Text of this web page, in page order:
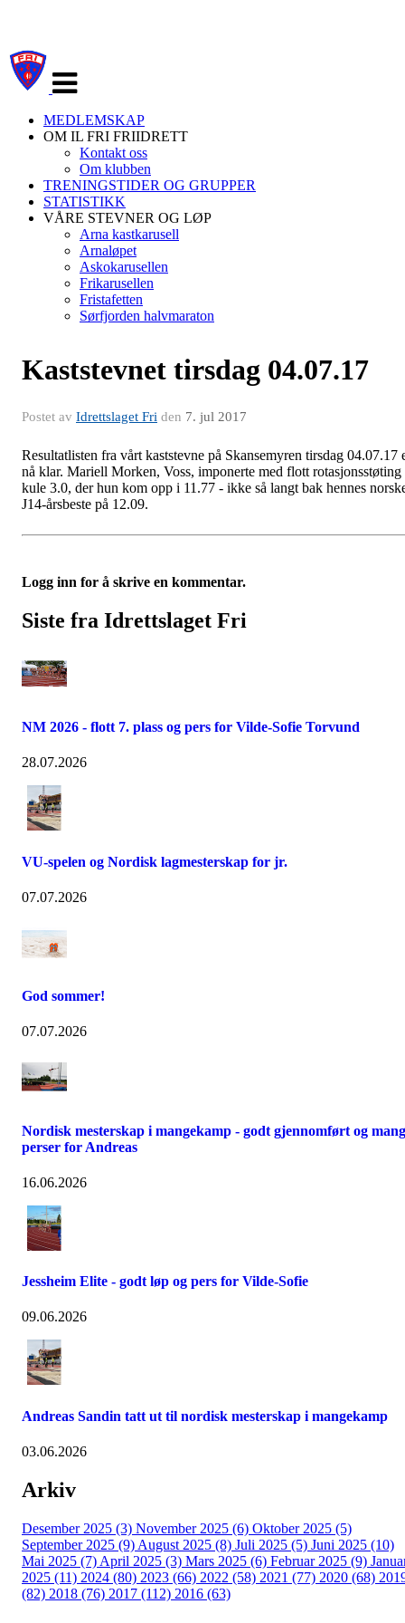
navigasjon
MEDLEMSKAP
OM IL FRI FRIIDRETT
Kontakt oss
Om klubben
TRENINGSTIDER OG GRUPPER
STATISTIKK
VÅRE STEVNER OG LØP
Arna kastkarusell
Arnaløpet
Askokarusellen
Frikarusellen
Fristafetten
Sørfjorden halvmaraton
Kaststevnet tirsdag 04.07.17
Postet av Idrettslaget Fri den 7. jul 2017
Resultatlisten fra vårt kaststevne på Skansemyren tirsdag 04.07.17
nå klar. Mariell Morken, Voss, imponerte med flott rotasjonsstøting
kule 3.0, der hun kom opp i 11.77 - ikke så langt bak hennes
J14-årsbeste på 12.09.
Logg inn for å skrive en kommentar.
Siste fra Idrettslaget Fri
NM 2026 - flott 7. plass og pers for Vilde-Sofie Torvund
28.07.2026
VU-spelen og Nordisk lagmesterskap for jr.
07.07.2026
God sommer!
07.07.2026
Nordisk mesterskap i mangekamp - godt gjennomført og
perser for Andreas
16.06.2026
Jessheim Elite - godt løp og pers for Vilde-Sofie
09.06.2026
Andreas Sandin tatt ut til nordisk mesterskap i mangekamp
03.06.2026
Arkiv
Desember 2025 (3) November 2025 (6) Oktober 2025 (5)
September 2025 (9) August 2025 (8) Juli 2025 (5) Juni 2025 (10)
Mai 2025 (7) April 2025 (3) Mars 2025 (6) Februar 2025 (9)
2025 (11) 2024 (80) 2023 (66) 2022 (58) 2021 (77) 2020 (68)
(82) 2018 (76) 2017 (112) 2016 (63)